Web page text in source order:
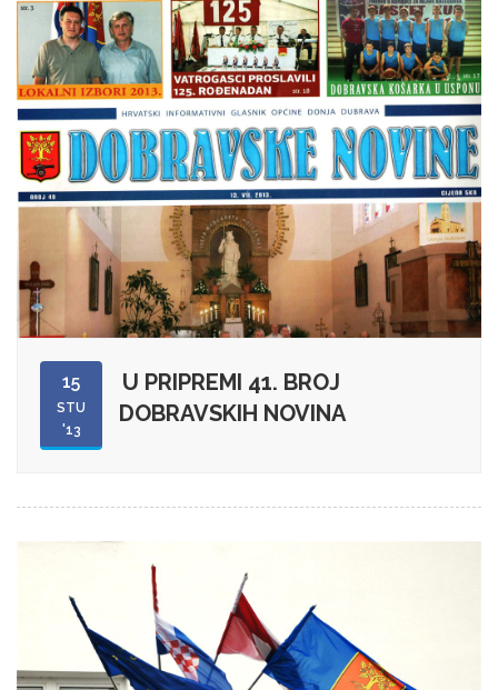
15
STU
'13
U PRIPREMI 41. BROJ
DOBRAVSKIH NOVINA